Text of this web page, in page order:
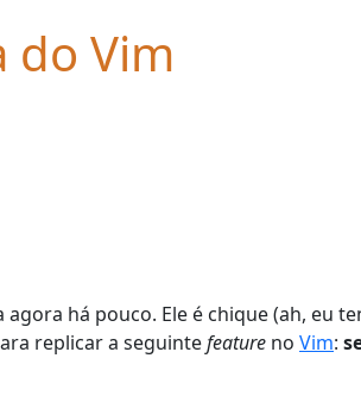
do Vim
agora há pouco. Ele é chique (ah, eu
replicar a seguintefeature no Vim: